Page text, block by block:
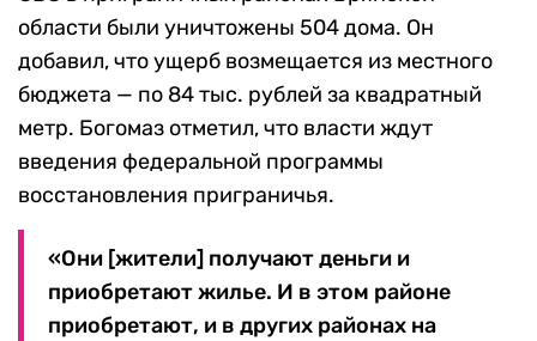
области были уничтожены 504 дома. Он
добавил, что ущерб возмещается из местного
бюджета — по 84 тыс. рублей за квадратный
метр. Богомаз отметил, что власти ждут
введения федеральной программы
восстановления приграничья.
«Они [жители] получают деньги и
приобретают жилье. И в этом районе
приобретают, и в других районах на